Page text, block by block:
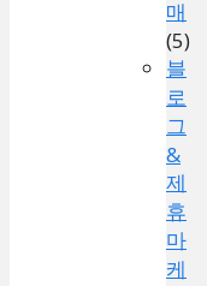
매
(5)
블
로
그
&
제
휴
마
케